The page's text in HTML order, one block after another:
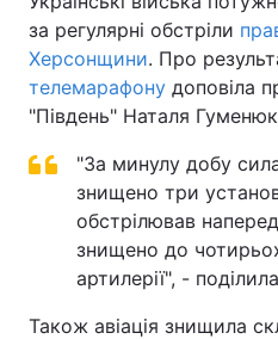
за регулярні обстріли
Херсонщини. Про
телемарафону доповіла
"Південь" Наталя
"За минулу добу
знищено три
обстрілював
знищено до
артилерії", -
Також авіація знищила